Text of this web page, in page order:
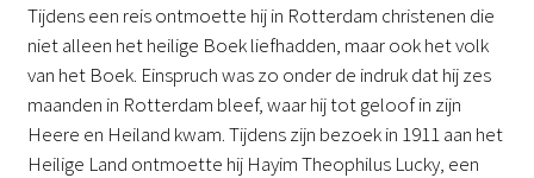
Tijdens een reis ontmoette hij in Rotterdam christenen die
niet alleen het heilige Boek liefhadden, maar ook het volk
van het Boek. Einspruch was zo onder de indruk dat hij zes
maanden in Rotterdam bleef, waar hij tot geloof in zijn
Heere en Heiland kwam. Tijdens zijn bezoek in 1911 aan het
Heilige Land ontmoette hij Hayim Theophilus Lucky, een